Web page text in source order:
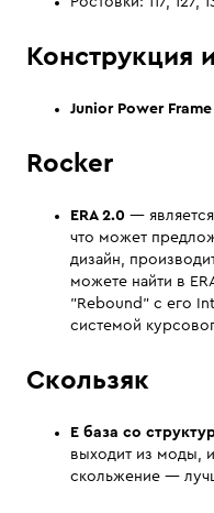
Конструкция
Junior Power
Rocker
ERA 2.0 —
что может
дизайн,
можете найти в
"Rebound" с его
системой
Скользяк
E база со
выходит из моды,
скольжение —